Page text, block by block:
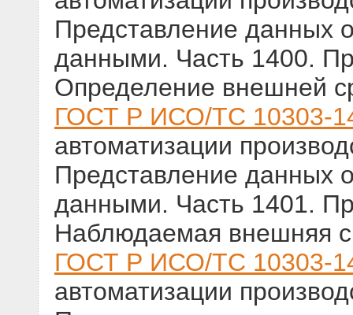
Представление данных
данными. Часть 1400.
Определение внешней
ГОСТ Р ИСО/ТС 10303-
автоматизации
Представление данных
данными. Часть 1401.
Наблюдаемая внешняя
ГОСТ Р ИСО/ТС 10303-
автоматизации